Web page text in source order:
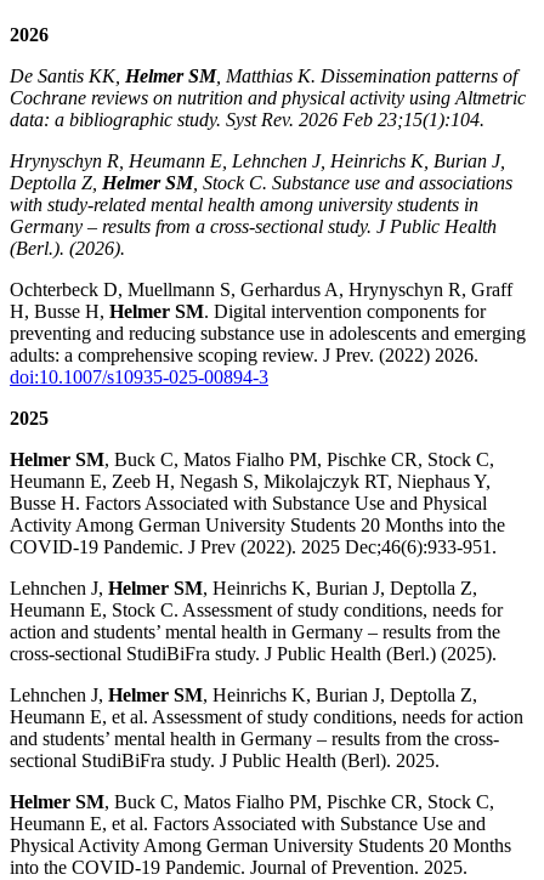
2026
De Santis KK, Helmer SM, Matthias K. Dissemination patterns of
Cochrane reviews on nutrition and physical activity using Altmetric
data: a bibliographic study. Syst Rev. 2026 Feb 23;15(1):104.
Hrynyschyn R, Heumann E, Lehnchen J, Heinrichs K, Burian J,
Deptolla Z, Helmer SM, Stock C. Substance use and associations
with study‑related mental health among university students in
Germany – results from a cross‑sectional study. J Public Health
(Berl.). (2026).
Ochterbeck D, Muellmann S, Gerhardus A, Hrynyschyn R, Graff
H, Busse H, Helmer SM. Digital intervention components for
preventing and reducing substance use in adolescents and emerging
adults: a comprehensive scoping review. J Prev. (2022) 2026.
doi:10.1007/s10935-025-00894-3
2025
Helmer SM, Buck C, Matos Fialho PM, Pischke CR, Stock C,
Heumann E, Zeeb H, Negash S, Mikolajczyk RT, Niephaus Y,
Busse H. Factors Associated with Substance Use and Physical
Activity Among German University Students 20 Months into the
COVID-19 Pandemic. J Prev (2022). 2025 Dec;46(6):933-951.
Lehnchen J, Helmer SM, Heinrichs K, Burian J, Deptolla Z,
Heumann E, Stock C. Assessment of study conditions, needs for
action and students’ mental health in Germany – results from the
cross-sectional StudiBiFra study. J Public Health (Berl.) (2025).
Lehnchen J, Helmer SM, Heinrichs K, Burian J, Deptolla Z,
Heumann E, et al. Assessment of study conditions, needs for action
and students’ mental health in Germany – results from the cross-
sectional StudiBiFra study. J Public Health (Berl). 2025.
Helmer SM, Buck C, Matos Fialho PM, Pischke CR, Stock C,
Heumann E, et al. Factors Associated with Substance Use and
Physical Activity Among German University Students 20 Months
into the COVID-19 Pandemic. Journal of Prevention. 2025.